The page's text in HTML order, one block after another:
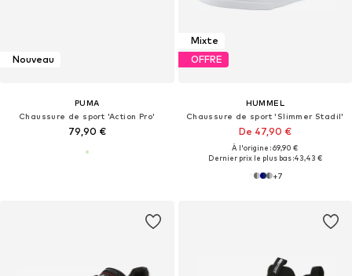
Nouveau
PUMA
Chaussure de sport 'Action Pro'
79,90 €
Mixte
OFFRE
HUMMEL
Chaussure de sport 'Slimmer Stadil'
De 47,90 €
À l'origine : 69,90 €
Dernier prix le plus bas :43,43 €
+7